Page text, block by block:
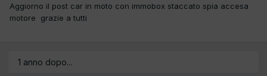
Aggiorno il post car in moto con immobox staccato spia accesa
motore grazie a tutti
1 anno dopo...